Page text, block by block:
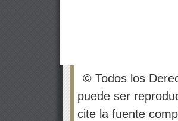
© Todos los
puede ser
cite la fuente